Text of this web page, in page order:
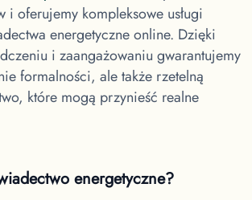
i oferujemy kompleksowe usługi
energetyczne online. Dzięki
i zaangażowaniu gwarantujemy
formalności, ale także rzetelną
które mogą przynieść realne
energetyczne?